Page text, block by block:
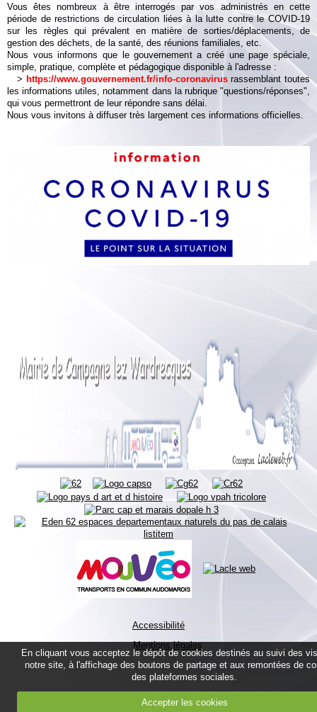
Vous êtes nombreux à être interrogés par vos administrés en cette
période de restrictions de circulation liées à la lutte contre le COVID-19
sur les règles qui prévalent en matière de sorties/déplacements, de
gestion des déchets, de la santé, des réunions familiales, etc.
Nous vous informons que le gouvernement a créé une page spéciale,
simple, pratique, complète et pédagogique disponible à l'adresse :
> https://www.gouvernement.fr/info-coronavirusrassemblant toutes
les informations utiles, notamment dans la rubrique "questions/réponses",
qui vous permettront de leur répondre sans délai.
Nous vous invitons à diffuser très largement ces informations officielles.
Accessibilité
Mentions légales
En cliquant vous acceptez le dépôt de cookies destinés au suivi des
notre site, à l'affichage des boutons de partage et aux remontées de
des plateformes sociales.
Accepter les cookies